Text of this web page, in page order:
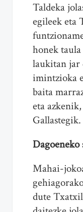
Taldeka
egileek eta
honek
laukitan jar
imintzioka
baita
eta
Gallastegik.
Dagoeneko
Mahai-
dute